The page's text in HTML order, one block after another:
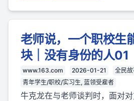
老师说，一个职校生
块｜没有身份的人01
www.163.com 2026-01-21
全民故
青年学生/职校/实习生, 蓝领受雇者
牛克龙在与老师谈判时，面对